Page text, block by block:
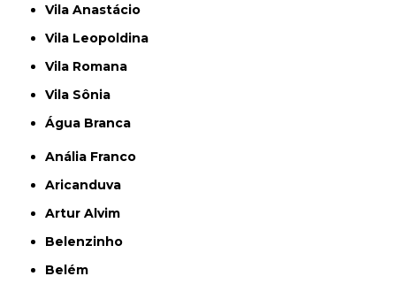
Vila Anastácio
Vila Leopoldina
Vila Romana
Vila Sônia
Água Branca
Anália Franco
Aricanduva
Artur Alvim
Belenzinho
Belém